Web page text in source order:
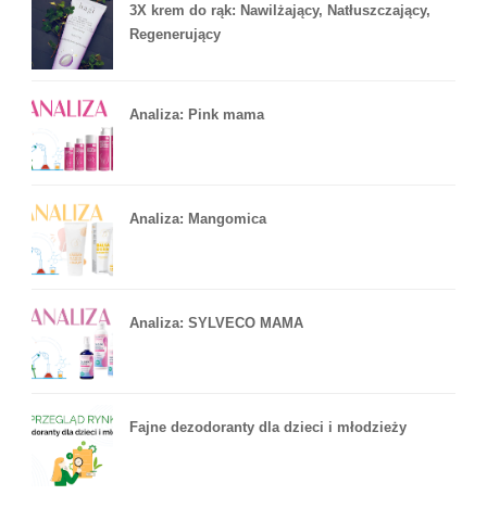
3X krem do rąk: Nawilżający, Natłuszczający,
Regenerujący
Analiza: Pink mama
Analiza: Mangomica
Analiza: SYLVECO MAMA
Fajne dezodoranty dla dzieci i młodzieży